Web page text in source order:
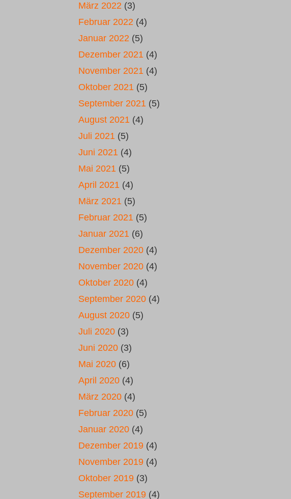
März 2022 (3)
Februar 2022 (4)
Januar 2022 (5)
Dezember 2021 (4)
November 2021 (4)
Oktober 2021 (5)
September 2021 (5)
August 2021 (4)
Juli 2021 (5)
Juni 2021 (4)
Mai 2021 (5)
April 2021 (4)
März 2021 (5)
Februar 2021 (5)
Januar 2021 (6)
Dezember 2020 (4)
November 2020 (4)
Oktober 2020 (4)
September 2020 (4)
August 2020 (5)
Juli 2020 (3)
Juni 2020 (3)
Mai 2020 (6)
April 2020 (4)
März 2020 (4)
Februar 2020 (5)
Januar 2020 (4)
Dezember 2019 (4)
November 2019 (4)
Oktober 2019 (3)
September 2019 (4)